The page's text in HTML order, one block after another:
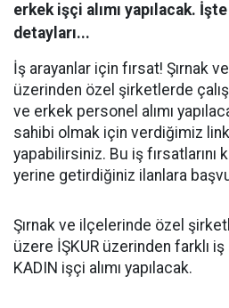
erkek işçi alımı yapılacak.
detayları...
İş arayanlar için fırsat! Şırnak
üzerinden özel şirketlerde
ve erkek personel alımı
sahibi olmak için verdiğimiz
yapabilirsiniz. Bu iş fırsatlarını
yerine getirdiğiniz ilanlara
Şırnak ve ilçelerinde özel
üzere İŞKUR üzerinden farklı iş
KADIN işçi alımı yapılacak.